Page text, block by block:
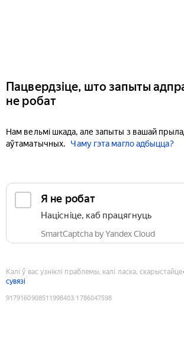
Пацвердзіце, што запыты
не робат
Нам вельмі шкада, але запыты з вашай
аўтаматычных.
Чаму гэта магло адбыцца?
Я не робат
Націсніце, каб працягнуць
SmartCaptcha by Yandex Cloud
Калі ў вас узніклі праблемы, калі ласка, скарыстайце
сувязі
9179160908511998403:1786047598